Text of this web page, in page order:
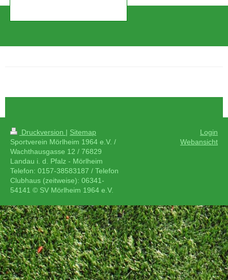
Druckversion | Sitemap
Sportverein Mörlheim 1964 e.V. /
Wachthausgasse 12 / 76829
Landau i. d. Pfalz - Mörlheim
Telefon: 0157-38583187 / Telefon
Clubhaus (zeitweise): 06341-
54141 © SV Mörlheim 1964 e.V.
Login
Webansicht